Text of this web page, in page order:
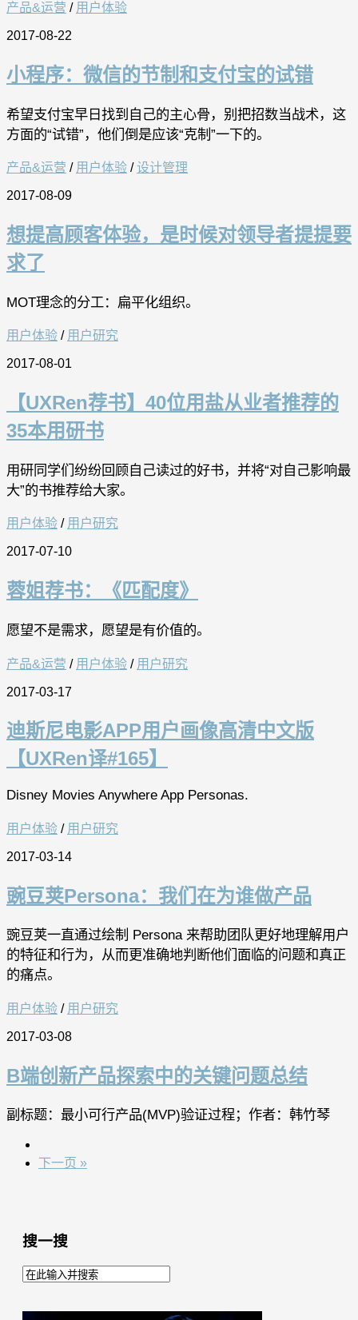
产品&运营 / 用户体验
2017-08-22
小程序：微信的节制和支付宝的试错
希望支付宝早日找到自己的主心骨，别把招数当战术，这
方面的“试错”，他们倒是应该“克制”一下的。
产品&运营 / 用户体验 /设计管理
2017-08-09
想提高顾客体验，是时候对领导者提提要
求了
MOT理念的分工：扁平化组织。
用户体验 / 用户研究
2017-08-01
【UXRen荐书】40位用盐从业者推荐的
35本用研书
用研同学们纷纷回顾自己读过的好书，并将“对自己影响最
大”的书推荐给大家。
用户体验 / 用户研究
2017-07-10
蓉姐荐书：《匹配度》
愿望不是需求，愿望是有价值的。
产品&运营 / 用户体验 / 用户研究
2017-03-17
迪斯尼电影APP用户画像高清中文版
【UXRen译#165】
Disney Movies Anywhere App Personas.
用户体验 / 用户研究
2017-03-14
豌豆荚Persona：我们在为谁做产品
豌豆荚一直通过绘制 Persona 来帮助团队更好地理解用户
的特征和行为，从而更准确地判断他们面临的问题和真正
的痛点。
用户体验 / 用户研究
2017-03-08
B端创新产品探索中的关键问题总结
副标题：最小可行产品(MVP)验证过程；作者：韩竹琴
下一页 »
搜一搜